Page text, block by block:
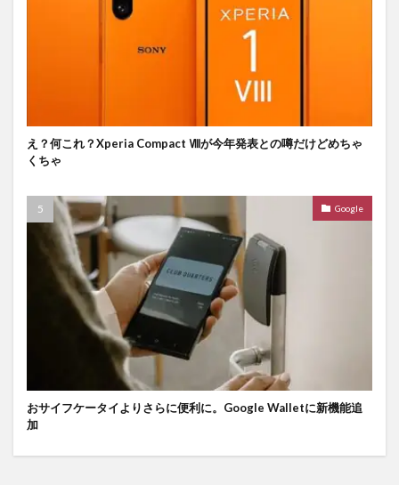
え？何これ？Xperia Compact Ⅷが今年発表との噂だけどめちゃ
くちゃ
Google
おサイフケータイよりさらに便利に。Google Walletに新機能追
加